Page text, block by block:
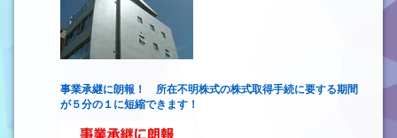
事業承継に朗報！ 所在不明株式の株式取得手続に要する期間
が５分の１に短縮できます！